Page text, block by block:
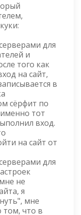
для
и
того как
на сайт,
в
сёрфит по
именно тот
вход.
на сайт от
для
не
я
мне
том, что в